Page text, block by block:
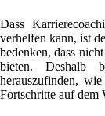
Dass
verhelfen kann, ist
bedenken, dass
bieten. Deshalb
herauszufinden,
Fortschritte auf dem